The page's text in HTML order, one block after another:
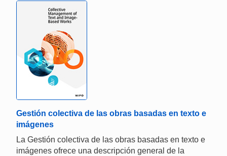
Gestión colectiva de las obras basadas en texto e
imágenes
La Gestión colectiva de las obras basadas en texto e
imágenes ofrece una descripción general de la